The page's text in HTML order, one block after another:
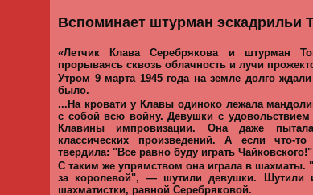
Вспоминает штурман эскадрильи
«Летчик Клава Серебрякова и штурман
прорываясь сквозь облачность и лучи
Утром 9 марта 1945 года на земле долго
было.
...На кровати у Клавы одиноко лежала
с собой всю войну. Девушки с
Клавины импровизации. Она даже
классических произведений. А если что-
твердила: "Все равно буду играть Чайковского!"
С таким же упрямством она играла в шахматы.
за королевой", — шутили девушки. Шутили
шахматистки, равной Серебряковой.